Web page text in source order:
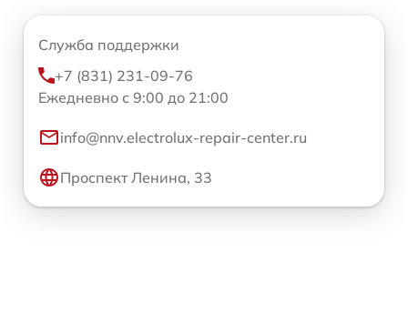
Служба поддержки
+7 (831) 231-09-76
Ежедневно с 9:00 до 21:00
info@nnv.electrolux-repair-center.ru
Проспект Ленина, 33